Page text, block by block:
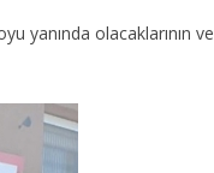
yanında olacaklarının ve